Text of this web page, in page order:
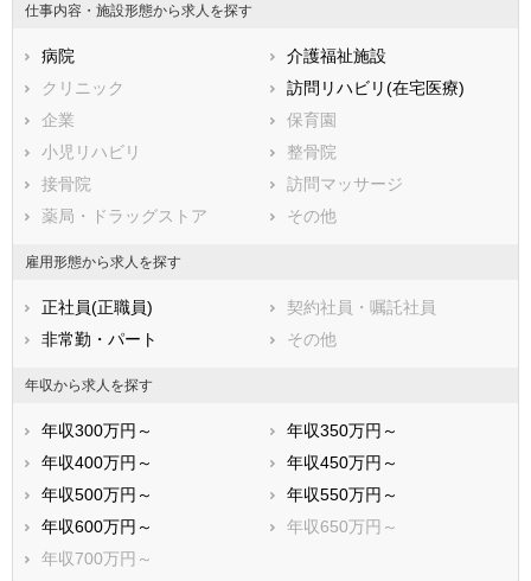
石川県
福井県
静岡県
三重県
滋賀県
大阪府
兵庫県
鳥取県
広島県
徳島県
香川県
愛媛県
鹿児島県
仕事内容・施設形態から求人を探す
病院
介護福祉施設
クリニック
訪問リハビリ(在宅医療)
企業
保育園
小児リハビリ
整骨院
接骨院
訪問マッサージ
薬局・ドラッグストア
その他
雇用形態から求人を探す
正社員(正職員)
契約社員・嘱託社員
非常勤・パート
その他
年収から求人を探す
年収300万円～
年収350万円～
年収400万円～
年収450万円～
年収500万円～
年収550万円～
年収600万円～
年収650万円～
年収700万円～